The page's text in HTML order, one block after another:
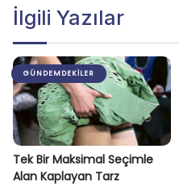
İlgili Yazılar
GÜNDEMDEKILER
Tek Bir Maksimal Seçimle
Alan Kaplayan Tarz